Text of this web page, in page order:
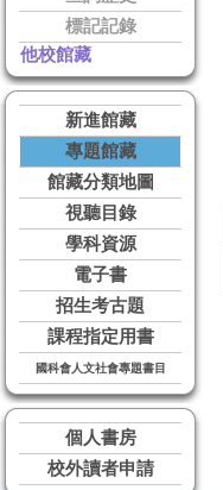
標記記錄
他校館藏
新進館藏
專題館藏
館藏分類地圖
視聽目錄
學科資源
電子書
招生考古題
課程指定用書
國科會人文社會專題書目
個人書房
校外讀者申請